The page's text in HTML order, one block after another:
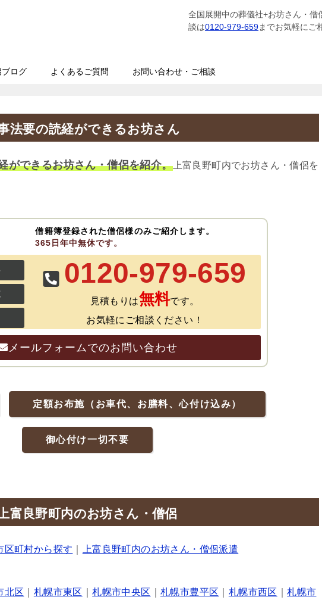
全国展開中の葬儀社+お坊さん・
談は0120-979-659までお気軽にご
ブログ よくあるご質問 お問い合わせ・ご相談
法要の読経ができるお坊さん
ができるお坊さん・僧侶を紹介。上富良野町内でお坊さん・僧侶を
僧籍簿登録された僧侶様のみご紹介します。
365日年中無休です。
0120-979-659
見積もりは無料です。
お気軽にご相談ください！
メールフォームでのお問い合わせ
定額お布施（お車代、お膳料、心付け込み）
御心付け一切不要
富良野町内のお坊さん・僧侶
区町村から探す 上富良野町内のお坊さん・僧侶派遣
北区 札幌市東区 ｜札幌市中央区 ｜札幌市豊平区 札幌市西区 ｜札幌市